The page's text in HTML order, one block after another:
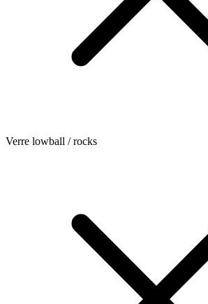
Verre lowball / rocks